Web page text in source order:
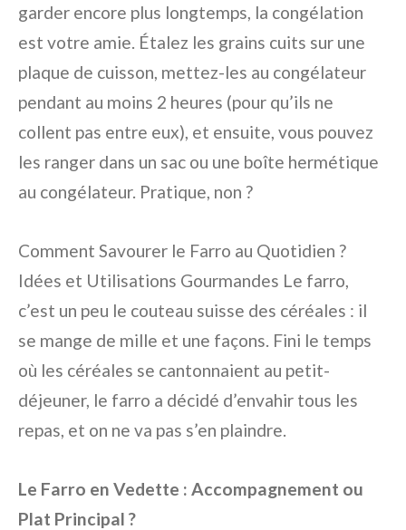
garder encore plus longtemps, la congélation
est votre amie. Étalez les grains cuits sur une
plaque de cuisson, mettez-les au congélateur
pendant au moins 2 heures (pour qu’ils ne
collent pas entre eux), et ensuite, vous pouvez
les ranger dans un sac ou une boîte hermétique
au congélateur. Pratique, non ?
Comment Savourer le Farro au Quotidien ?
Idées et Utilisations Gourmandes Le farro,
c’est un peu le couteau suisse des céréales : il
se mange de mille et une façons. Fini le temps
où les céréales se cantonnaient au petit-
déjeuner, le farro a décidé d’envahir tous les
repas, et on ne va pas s’en plaindre.
Le Farro en Vedette : Accompagnement ou
Plat Principal ?